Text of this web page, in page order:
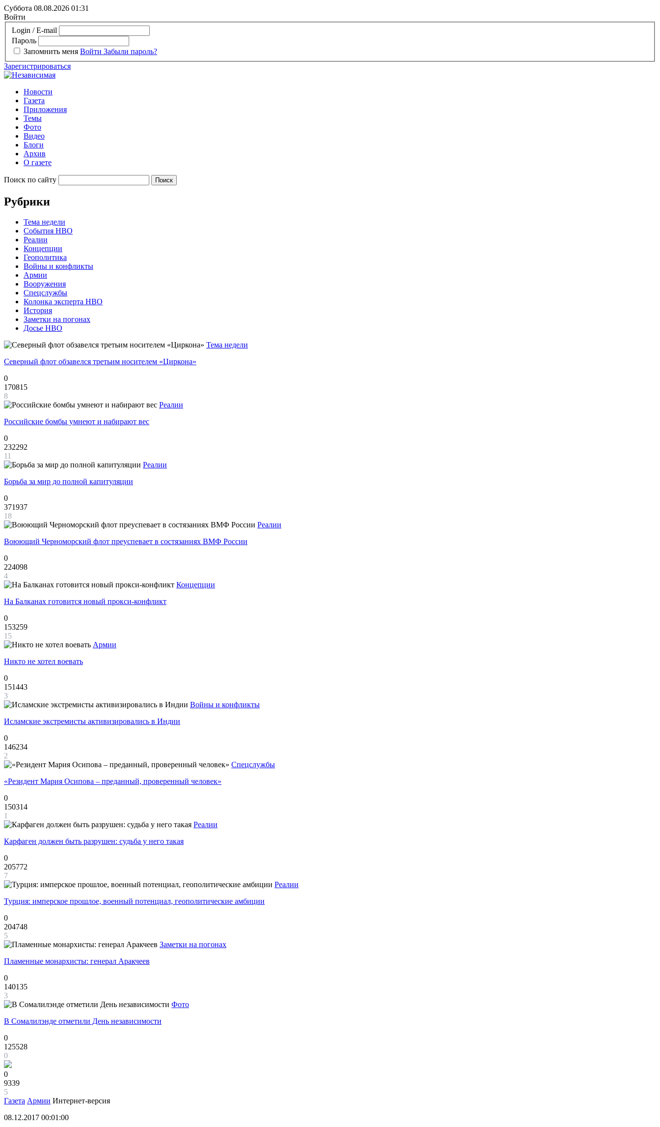
Суббота 08.08.2026 01:31
Войти
Login / E-mail
Пароль
Запомнить меня Войти Забыли пароль?
Зарегистрироваться
Новости
Газета
Приложения
Темы
Фото
Видео
Блоги
Архив
О газете
Поиск по сайту
Рубрики
Тема недели
События НВО
Реалии
Концепции
Геополитика
Войны и конфликты
Армии
Вооружения
Спецслужбы
Колонка эксперта НВО
История
Заметки на погонах
Досье НВО
Тема недели
Северный флот обзавелся третьим носителем «Циркона»
0
170815
8
Реалии
Российские бомбы умнеют и набирают вес
0
232292
11
Реалии
Борьба за мир до полной капитуляции
0
371937
18
Реалии
Воюющий Черноморский флот преуспевает в состязаниях ВМФ России
0
224098
4
Концепции
На Балканах готовится новый прокси-конфликт
0
153259
15
Армии
Никто не хотел воевать
0
151443
3
Войны и конфликты
Исламские экстремисты активизировались в Индии
0
146234
2
Спецслужбы
«Резидент Мария Осипова – преданный, проверенный человек»
0
150314
1
Реалии
Карфаген должен быть разрушен: судьба у него такая
0
205772
7
Реалии
Турция: имперское прошлое, военный потенциал, геополитические амбиции
0
204748
5
Заметки на погонах
Пламенные монархисты: генерал Аракчеев
0
140135
3
Фото
В Сомалилэнде отметили День независимости
0
125528
0
0
9339
5
Газета Армии Интернет-версия
08.12.2017 00:01:00